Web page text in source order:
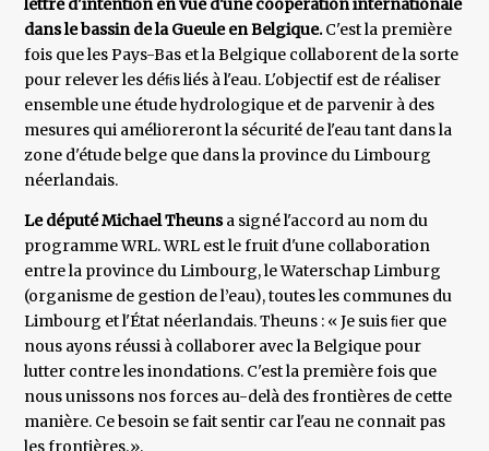
lettre d'intention en vue d'une coopération internationale
dans le bassin de la Gueule en Belgique.C'est la première
fois que les Pays-Bas et la Belgique collaborent de la sorte
pour relever les déﬁs liés à l'eau. L'objectif est de réaliser
ensemble une étude hydrologique et de parvenir à des
mesures qui amélioreront la sécurité de l'eau tant dans la
zone d'étude belge que dans la province du Limbourg
néerlandais.
Le député Michael Theunsa signé l'accord au nom du
programme WRL. WRL est le fruit d'une collaboration
entre la province du Limbourg, le Waterschap Limburg
(organisme de gestion de l’eau), toutes les communes du
Limbourg et l'État néerlandais. Theuns : « Je suis ﬁer que
nous ayons réussi à collaborer avec la Belgique pour
lutter contre les inondations. C'est la première fois que
nous unissons nos forces au-delà des frontières de cette
manière. Ce besoin se fait sentir car l'eau ne connait pas
les frontières.».